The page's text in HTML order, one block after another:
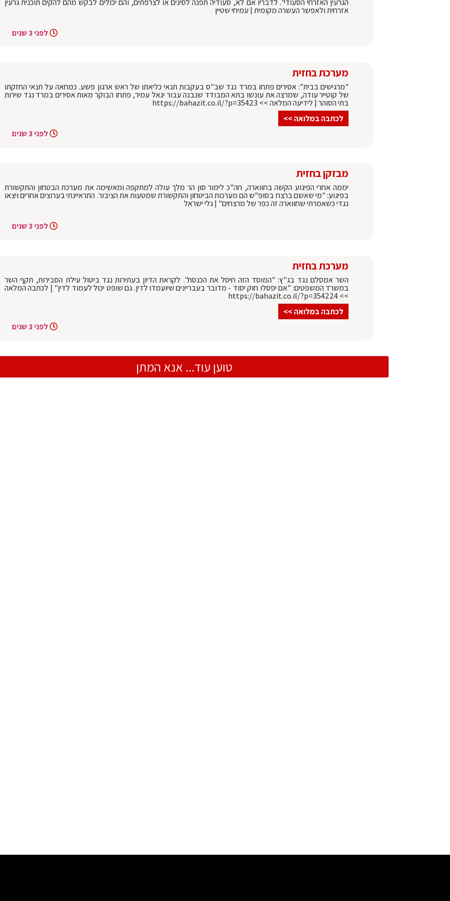
הגרעין האזרחי הסעודי". לדבריו אם לא, סעודיה תפנה לסינים או לצרפתים, והם יכולים לבקש מהם להקים תוכנית גרעין
אזרחית ולאפשר העשרה מקומית | עמיחי שטיין
לפני 3 שנים
מערכת בחזית
"מרגישים בבית": אסירים פתחו במרד נגד שב"ס בעקבות תנאי כליאתו של ראש ארגון פשע. כמחאה על תנאי החזקתו
של קוטייר עודה, שמרצה את עונשו בתא המבודד שנבנה עבור יגאל עמיר, פתחו הבוקר מאות אסירים במרד נגד שירות
בתי הסוהר | לידיעה המלאה >> https://bahazit.co.il/?p=35423
לכתבה במלואה >>
לפני 3 שנים
מבזקן בחזית
יממה אחרי הפיגוע הקשה בחווארה, חה"כ לימור סון הר מלך עולה למתקפה ומאשימה את מערכת הבטחון והתקשורת
בפיגוע: "מי שאשם ברצח בסופ"ש הם מערכות הביטחון והתקשורת שמטעות את הציבור. התראיינתי בערוצים אחרים ויצאו
נגדי כשאמרתי שחווארה זה כפר של מרצחים" | גלי ישראל
לפני 3 שנים
מערכת בחזית
השר אמסלם נגד בג"ץ: "המוסד הזה חיסל את הכנסת". לקראת הדיון בעתירות נגד ביטול עילת הסבירות, תקף השר
במשרד המשפטים: "אם יפסלו חוק יסוד - מדובר בעבריינים שיועמדו לדין. גם שופט יכול לעמוד לדין" | לכתבה המלאה
>> https://bahazit.co.il/?p=354224
לכתבה במלואה >>
לפני 3 שנים
טוען עוד... אנא המתן